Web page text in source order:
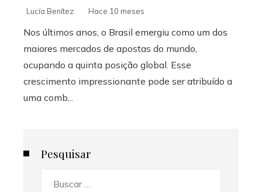
Lucía Benítez Hace 10 meses
Nos últimos anos, o Brasil emergiu como um dos
maiores mercados de apostas do mundo,
ocupando a quinta posição global. Esse
crescimento impressionante pode ser atribuído a
uma comb...
Pesquisar